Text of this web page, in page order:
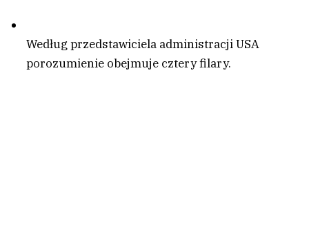
Według przedstawiciela administracji USA
porozumienie obejmuje cztery filary.